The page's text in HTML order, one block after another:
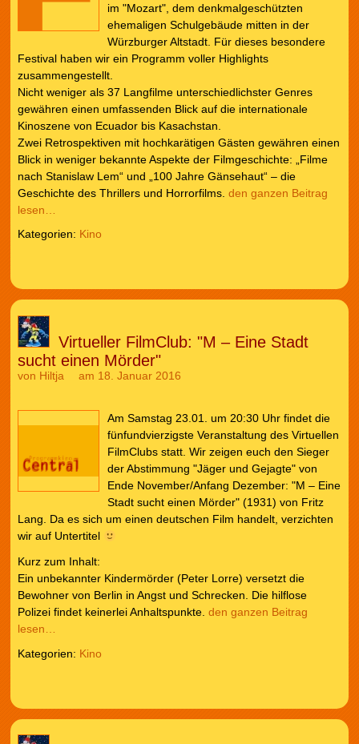
im "Mozart", dem denkmalgeschützten
ehemaligen Schulgebäude mitten in der
Würzburger Altstadt. Für dieses besondere
Festival haben wir ein Programm voller Highlights
zusammengestellt.
Nicht weniger als 37 Langfilme unterschiedlichster Genres
gewähren einen umfassenden Blick auf die internationale
Kinoszene von Ecuador bis Kasachstan.
Zwei Retrospektiven mit hochkarätigen Gästen gewähren einen
Blick in weniger bekannte Aspekte der Filmgeschichte: „Filme
nach Stanislaw Lem“ und „100 Jahre Gänsehaut“ – die
Geschichte des Thrillers und Horrorfilms. den ganzen Beitrag
lesen…
Kategorien: Kino
Virtueller FilmClub: "M – Eine Stadt
sucht einen Mörder"
von Hiltja am 18. Januar 2016
Am Samstag 23.01. um 20:30 Uhr findet die
fünfundvierzigste Veranstaltung des Virtuellen
FilmClubs statt. Wir zeigen euch den Sieger
der Abstimmung "Jäger und Gejagte" von
Ende November/Anfang Dezember: "M – Eine
Stadt sucht einen Mörder" (1931) von Fritz
Lang. Da es sich um einen deutschen Film handelt, verzichten
wir auf Untertitel
Kurz zum Inhalt:
Ein unbekannter Kindermörder (Peter Lorre) versetzt die
Bewohner von Berlin in Angst und Schrecken. Die hilflose
Polizei findet keinerlei Anhaltspunkte. den ganzen Beitrag
lesen…
Kategorien: Kino